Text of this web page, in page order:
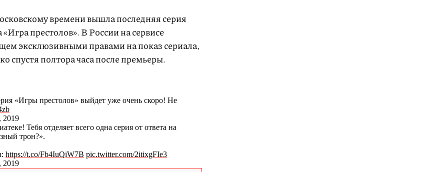
времени вышла последняя серия
«Игра престолов». В России на сервисе
эксклюзивными правами на показ сериала,
спустя полтора часа после премьеры.
«Игры престолов» выйдет уже очень скоро! Не
2019
Тебя отделяет всего одна серия от ответа на
трон?».
https://t.co/Fb4IuQiW7B pic.twitter.com/2itixgFIe3
2019